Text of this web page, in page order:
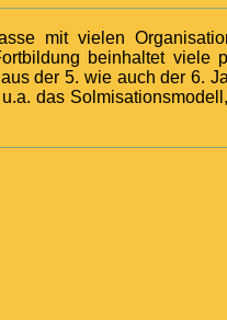
beinhaltet viele
der 5. wie auch der 6.
das